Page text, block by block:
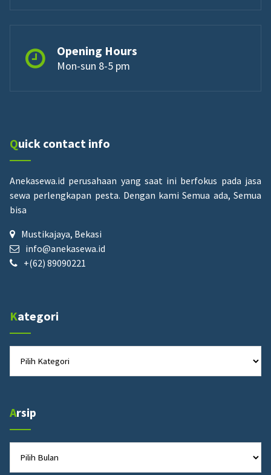
Opening Hours
Mon-sun 8-5 pm
Quick contact info
Anekasewa.id perusahaan yang saat ini berfokus pada jasa
sewa perlengkapan pesta. Dengan kami Semua ada, Semua
bisa
Mustikajaya, Bekasi
info@anekasewa.id
+(62) 89090221
Kategori
Arsip